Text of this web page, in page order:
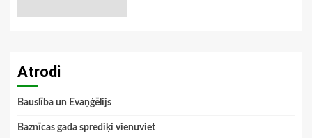
Atrodi
Bauslība un Evaņģēlijs
Baznīcas gada sprediķi vienuviet